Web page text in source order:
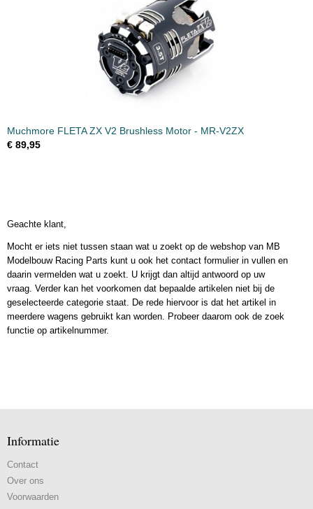
Muchmore FLETA ZX V2 Brushless Motor - MR-V2ZX
€ 89,95
Geachte klant,
Mocht er iets niet tussen staan wat u zoekt op de webshop van MB
Modelbouw Racing Parts kunt u ook het contact formulier in vullen en
daarin vermelden wat u zoekt. U krijgt dan altijd antwoord op uw
vraag. Verder kan het voorkomen dat bepaalde artikelen niet bij de
geselecteerde categorie staat. De rede hiervoor is dat het artikel in
meerdere wagens gebruikt kan worden. Probeer daarom ook de zoek
functie op artikelnummer.
Informatie
Contact
Over ons
Voorwaarden